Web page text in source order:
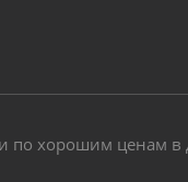
хорошим ценам в